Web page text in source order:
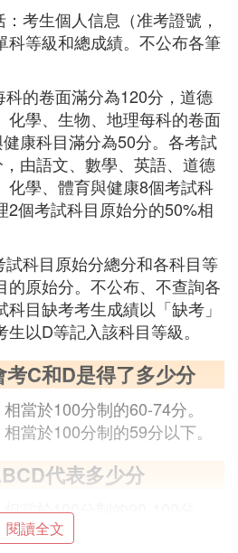
考生個人信息（准考證號，
科等級和總成績。不公布各筆
的卷面滿分為120分，道德
化學、生物、地理每科的卷面
康科目滿分為50分。各考試
由語文、數學、英語、道德
化學、體育與健康8個考試科
2個考試科目原始分的50%相
科目原始分總分和各科目等
的原始分。不公布、不查詢各
目缺考考生成績以「缺考」
以D等記入該科目等級。
C和D是得了多少分
當於100分制的60-74分。
當於100分制的59分以下。
代表多少分
當於100分制的90-100分。
當於100分制的75-89分。
閱讀全文